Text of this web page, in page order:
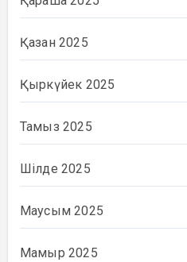
Қазан 2025
Қыркүйек 2025
Тамыз 2025
Шілде 2025
Маусым 2025
Мамыр 2025